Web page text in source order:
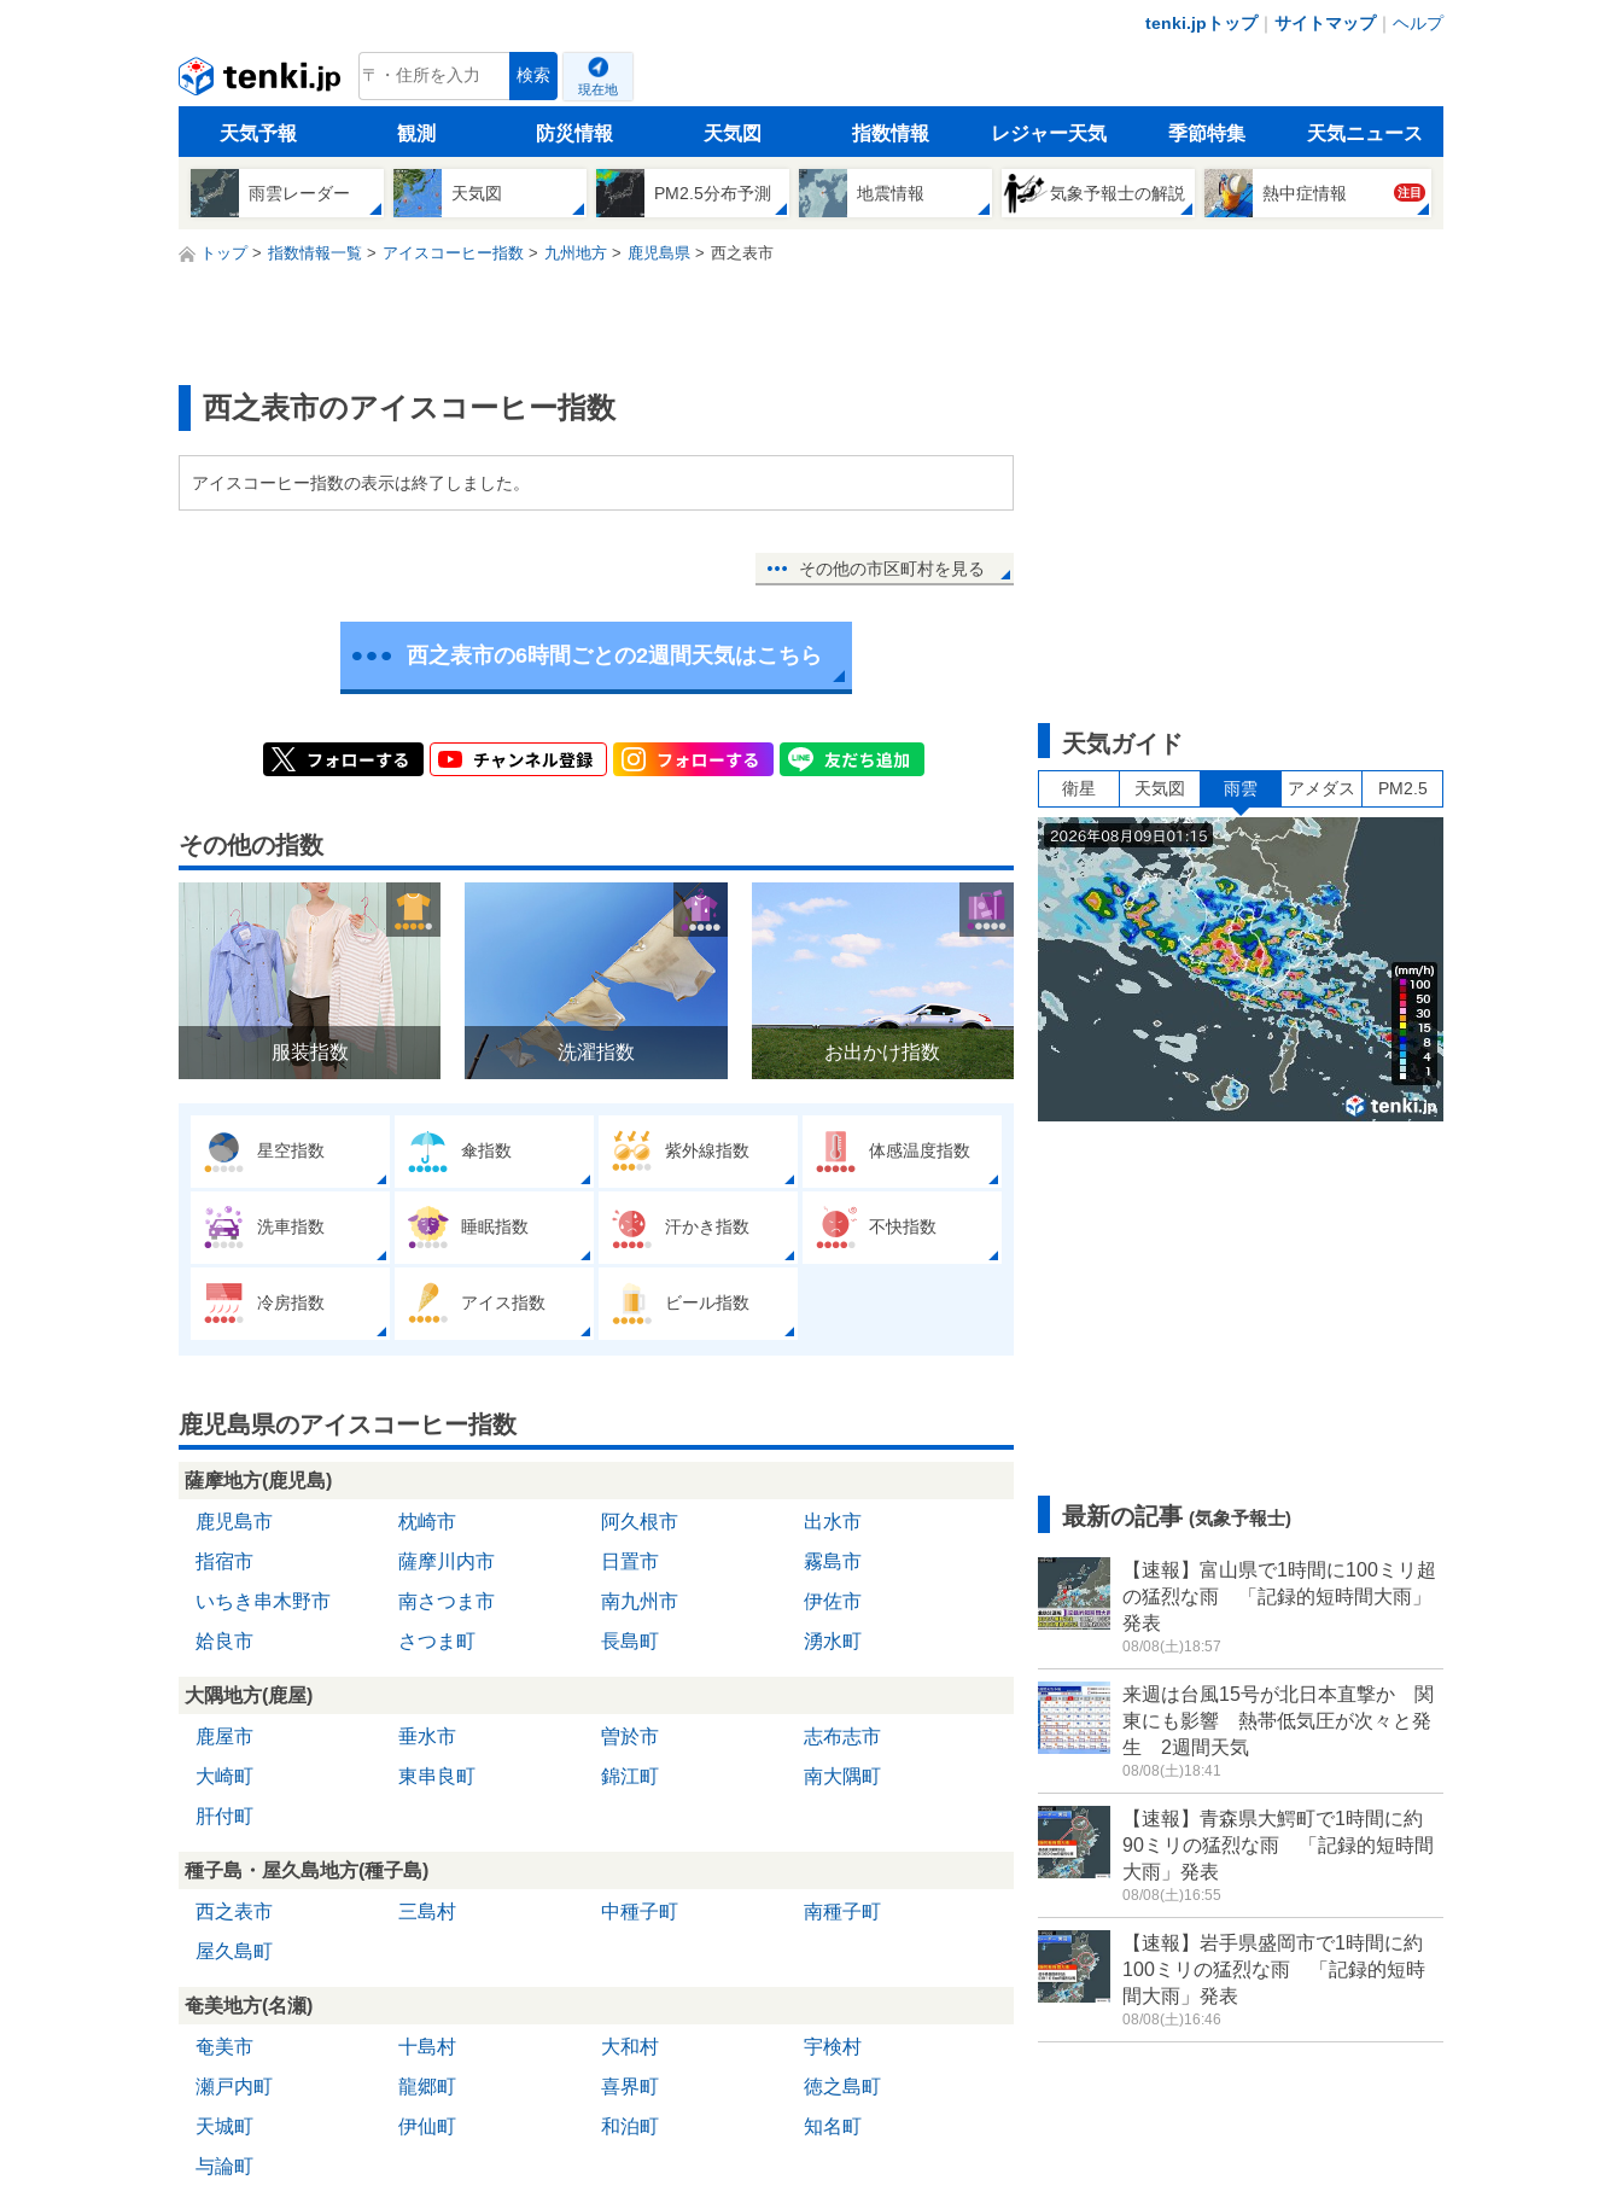
tenki.jpトップ｜ サイトマップ｜ ヘルプ
tenki.jp 検索
現在地
天気予報 観測 防災情報 天気図 指数情報 レジャー天気 季節特集 天気ニュース
雨雲レーダー 天気図 PM2.5分布予測 地震情報 気象予報士の解説 熱中症情報 注目
トップ 指数情報一覧 アイスコーヒー指数 九州地方 鹿児島県 西之表市
西之表市のアイスコーヒー指数
アイスコーヒー指数の表示は終了しました。
その他の市区町村を見る
西之表市の6時間ごとの2週間天気はこちら
その他の指数
服装指数 洗濯指数 お出かけ指数
星空指数 傘指数 紫外線指数 体感温度指数
洗車指数 睡眠指数 汗かき指数 不快指数
冷房指数 アイス指数 ビール指数
鹿児島県のアイスコーヒー指数
薩摩地方(鹿児島)
鹿児島市
枕崎市 阿久根市
出水市
指宿市
薩摩川内市 日置市
霧島市
いちき串木野市
南さつま市 南九州市
伊佐市
姶良市
さつま町 長島町 湧水町
大隅地方(鹿屋)
鹿屋市
垂水市 曽於市
志布志市
大崎町
東串良町 錦江町
南大隅町
肝付町
種子島・屋久島地方(種子島)
西之表市
三島村 中種子町
南種子町
屋久島町
奄美地方(名瀬)
奄美市
十島村 大和村
宇検村
瀬戸内町
龍郷町 喜界町
徳之島町
天城町
伊仙町 和泊町
知名町
与論町
天気ガイド
衛星 天気図 雨雲 アメダス PM2.5
最新の記事 (気象予報士)
【速報】富山県で1時間に100ミリ超
の猛烈な雨 「記録的短時間大雨」
発表
08/08(土)18:57
来週は台風15号が北日本直撃か 関
東にも影響 熱帯低気圧が次々と発
生 2週間天気
08/08(土)18:41
【速報】青森県大鰐町で1時間に約
90ミリの猛烈な雨 「記録的短時間
大雨」発表
08/08(土)16:55
【速報】岩手県盛岡市で1時間に約
100ミリの猛烈な雨 「記録的短時
間大雨」発表
08/08(土)16:46